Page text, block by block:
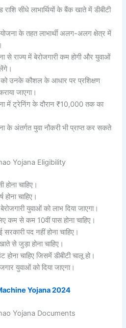
सीधे लाभार्थियों के बैंक खाते में डीबीटी
के तहत लाभार्थी अलग-अलग क्षेत्र में
से राज्य में बेरोजगारी कम होगी और युवाओं
उनके कौशल के आधार पर प्रशिक्षण
जाएगा।
में ट्रेनिंग के दौरान ₹10,000 तक का
के अंतर्गत युवा नौकरी भी प्राप्त कर सकते
Yojana Eligibility
चाहिए।
चाहिए।
युवाओं को लाभ दिया जाएगा।
कम से कम 10वीं पास होना चाहिए।
पद नहीं होना चाहिए।
से जुड़ा होना चाहिए।
चाहिए जिसमें डीबीटी चालू हो।
युवाओं को दिया जाएगा।
Yojana 2024
Yojana Documents